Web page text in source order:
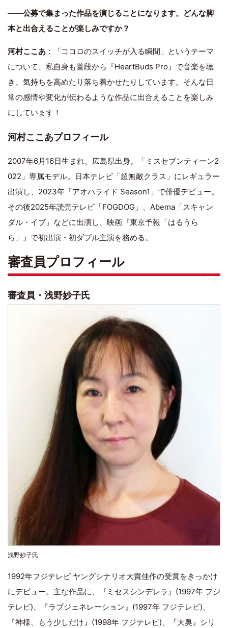
――公募で集まった作品を演じることになります。どんな脚
本と出合えることが楽しみですか？
河村ここあ ：「ココロのスイッチが入る瞬間」というテーマ
について、私自身も普段から『HeartBuds Pro』で音楽を聴
き、気持ちを高めたり落ち着かせたりしています。そんな日
常の感情や変化が伝わるような作品に出合えることを楽しみ
にしています！
河村ここあプロフィール
2007年6月16日生まれ、広島県出身。「ミスセブンティーン2
022」専属モデル。日本テレビ「超無敵クラス」にレギュラー
出演し、2023年「アオハライド Season1」で俳優デビュー。
その後2025年読売テレビ「FOGDOG」、Abema「スキャン
ダル・イブ」などに出演し、映画『東京予報「はるうら
ら」』で初出演・初ダブル主演を務める。
審査員プロフィール
審査員・浅野妙子氏
浅野妙子氏
1992年フジテレビ ヤングシナリオ大賞佳作の受賞をきっかけ
にデビュー。主な作品に、『ミセスシンデレラ』(1997年 フジ
テレビ)、『ラブジェネレーション』(1997年 フジテレビ)、
『神様、もう少しだけ』(1998年 フジテレビ)、『大奥』シリ